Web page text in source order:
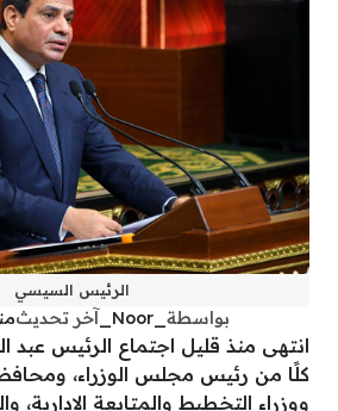
الرئيس السيسي
بواسطة _Noor_ آخر تحديثمنذ
انتهى منذ قليل اجتماع الرئيس عبد
كلًا من رئيس مجلس الوزراء، ومحافظ
ووزراء التخطيط والمتابعة الإدارية،